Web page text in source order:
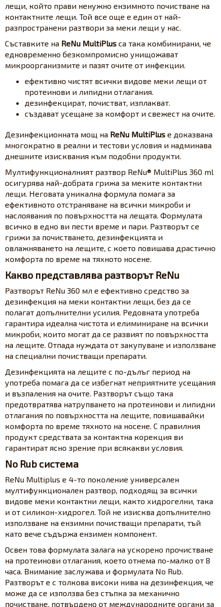
лещи, който прави ненужно ензимното почистване на
контактните лещи. Той все още е един от най-
разпространени разтвори за меки лещи у нас.
Съставките на ReNu MultiPlus са така комбинирани, че
едновременно безкомпромисно унищожават
микроорганизмите и пазят очите от инфекции.
ефективно чистят всички видове меки лещи от
протеинови и липидни отлагания.
дезинфекцират, почистват, изплакват.
създават усещане за комфорт и свежест на очите.
Дезинфекционната мощ на ReNu MultiPlus е доказвана
многократно в реални и тестови условия и надминава
днешните изисквания към подобни продукти.
Мултифункционалният разтвор ReNu® MultiPlus 360 ml
осигурява най-добрата грижа за меките контактни
лещи. Неговата уникална формула помага за
ефективното отстраняване на всички микроби и
наслоявания по повърхността на лещата. Формулата
всичко в едно ви пести време и пари. Разтворът се
грижи за почистването, дезинфекцията и
овлажняването на лещите, с което повишава драстично
комфорта по време на тяхното носене.
Какво представлява разтворът ReNu
Разтворът ReNu 360 мл е ефективно средство за
дезинфекция на меки контактни лещи, без да се
полагат допълнителни усилия. Редовната употреба
гарантира идеална чистота и елиминиране на всички
микроби, които могат да се развият по повърхността
на лещите. Отпада нуждата от закупуване и използване
на специални почистващи препарати.
Дезинфекцията на лещите с по-дълъг период на
употреба помага да се избегнат неприятните усещания
и възпаления на очите. Разтворът също така
предотвратява натрупването на протеинови и липидни
отлагания по повърхността на лещите, повишавайки
комфорта по време тяхното на носене. С правилния
продукт средствата за контактна корекция ви
гарантират ясно зрение при всякакви условия.
No Rub система
ReNu Multiplus е 4-то поколение универсален
мултифункционален разтвор, подходящ за всички
видове меки контактни лещи, както хидрогелни, така
и от силикон-хидрогел. Той не изисква допълнително
използване на ензимни почистващи препарати, тъй
като вече съдържа ензимен компонент.
Освен това формулата залага на ускорено прочистване
на протеинови отлагания, което отнема по-малко от 8
часа. Внимание заслужава и формулата No Rub.
Разтворът е с толкова високи нива на дезинфекция, че
може да се използва без стъпка за механично
почистване, потвърдено от международните органи за